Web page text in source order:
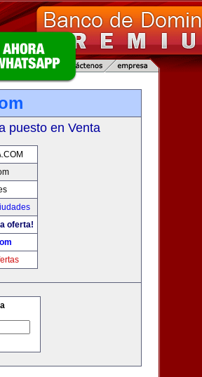
puesto en Venta
oferta!